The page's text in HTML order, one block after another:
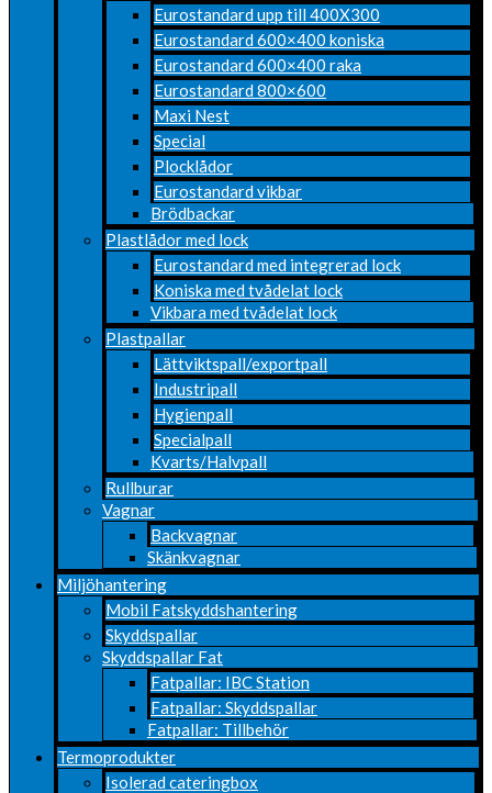
Eurostandard upp till 400X300
Eurostandard 600×400 koniska
Eurostandard 600×400 raka
Eurostandard 800×600
Maxi Nest
Special
Plocklådor
Eurostandard vikbar
Brödbackar
Plastlådor med lock
Eurostandard med integrerad lock
Koniska med tvådelat lock
Vikbara med tvådelat lock
Plastpallar
Lättviktspall/exportpall
Industripall
Hygienpall
Specialpall
Kvarts/Halvpall
Rullburar
Vagnar
Backvagnar
Skänkvagnar
Miljöhantering
Mobil Fatskyddshantering
Skyddspallar
Skyddspallar Fat
Fatpallar: IBC Station
Fatpallar: Skyddspallar
Fatpallar: Tillbehör
Termoprodukter
Isolerad cateringbox